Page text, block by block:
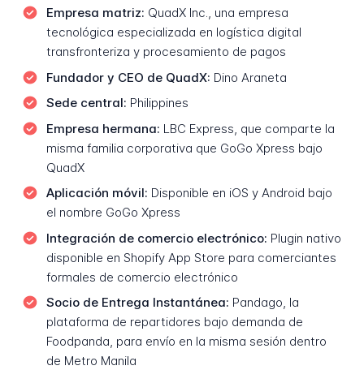
Empresa matriz: QuadX Inc., una empresa
tecnológica especializada en logística digital
transfronteriza y procesamiento de pagos
Fundador y CEO de QuadX: Dino Araneta
Sede central: Philippines
Empresa hermana: LBC Express, que comparte la
misma familia corporativa que GoGo Xpress bajo
QuadX
Aplicación móvil: Disponible en iOS y Android bajo
el nombre GoGo Xpress
Integración de comercio electrónico: Plugin nativo
disponible en Shopify App Store para comerciantes
formales de comercio electrónico
Socio de Entrega Instantánea: Pandago, la
plataforma de repartidores bajo demanda de
Foodpanda, para envío en la misma sesión dentro
de Metro Manila